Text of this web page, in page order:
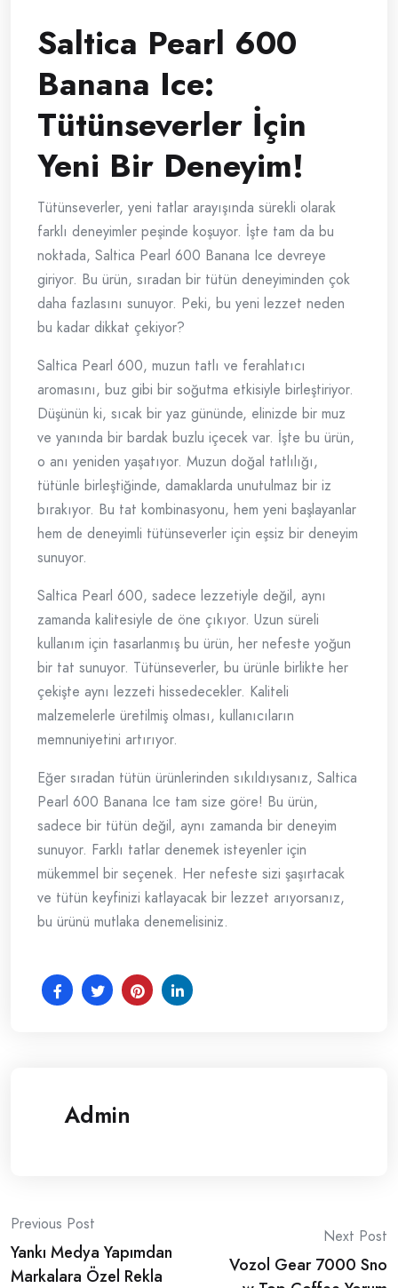
Saltica Pearl 600
Banana Ice:
Tütünseverler İçin
Yeni Bir Deneyim!
Tütünseverler, yeni tatlar arayışında sürekli olarak
farklı deneyimler peşinde koşuyor. İşte tam da bu
noktada, Saltica Pearl 600 Banana Ice devreye
giriyor. Bu ürün, sıradan bir tütün deneyiminden çok
daha fazlasını sunuyor. Peki, bu yeni lezzet neden
bu kadar dikkat çekiyor?
Saltica Pearl 600, muzun tatlı ve ferahlatıcı
aromasını, buz gibi bir soğutma etkisiyle birleştiriyor.
Düşünün ki, sıcak bir yaz gününde, elinizde bir muz
ve yanında bir bardak buzlu içecek var. İşte bu ürün,
o anı yeniden yaşatıyor. Muzun doğal tatlılığı,
tütünle birleştiğinde, damaklarda unutulmaz bir iz
bırakıyor. Bu tat kombinasyonu, hem yeni başlayanlar
hem de deneyimli tütünseverler için eşsiz bir deneyim
sunuyor.
Saltica Pearl 600, sadece lezzetiyle değil, aynı
zamanda kalitesiyle de öne çıkıyor. Uzun süreli
kullanım için tasarlanmış bu ürün, her nefeste yoğun
bir tat sunuyor. Tütünseverler, bu ürünle birlikte her
çekişte aynı lezzeti hissedecekler. Kaliteli
malzemelerle üretilmiş olması, kullanıcıların
memnuniyetini artırıyor.
Eğer sıradan tütün ürünlerinden sıkıldıysanız, Saltica
Pearl 600 Banana Ice tam size göre! Bu ürün,
sadece bir tütün değil, aynı zamanda bir deneyim
sunuyor. Farklı tatlar denemek isteyenler için
mükemmel bir seçenek. Her nefeste sizi şaşırtacak
ve tütün keyfinizi katlayacak bir lezzet arıyorsanız,
bu ürünü mutlaka denemelisiniz.
Admin
Post
navigation
Previous Post
Yankı Medya Yapımdan
Markalara Özel Rekla
Next Post
Vozol Gear 7000 Sno